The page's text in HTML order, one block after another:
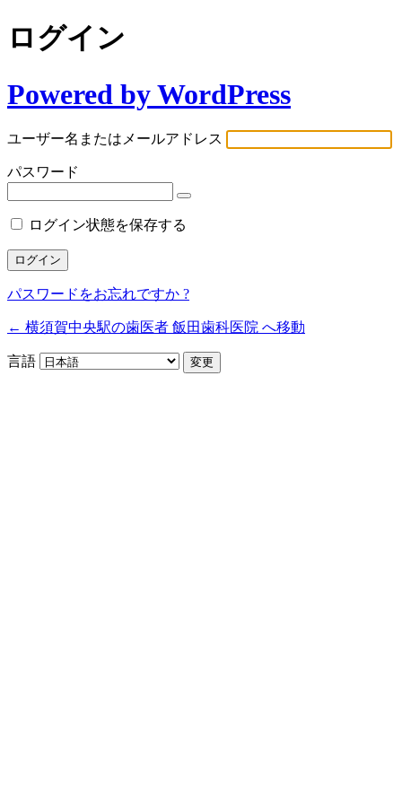
ログイン
Powered by WordPress
ユーザー名またはメールアドレス
パスワード
ログイン状態を保存する
パスワードをお忘れですか ?
← 横須賀中央駅の歯医者 飯田歯科医院 へ移動
言語